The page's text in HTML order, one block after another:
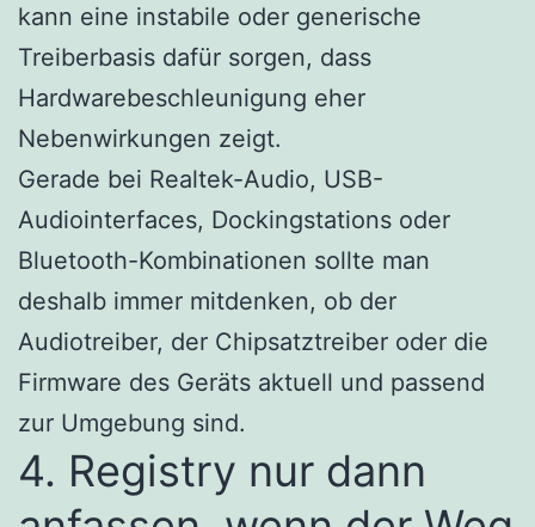
kann eine instabile oder generische
Treiberbasis dafür sorgen, dass
Hardwarebeschleunigung eher
Nebenwirkungen zeigt.
Gerade bei Realtek-Audio, USB-
Audiointerfaces, Dockingstations oder
Bluetooth-Kombinationen sollte man
deshalb immer mitdenken, ob der
Audiotreiber, der Chipsatztreiber oder die
Firmware des Geräts aktuell und passend
zur Umgebung sind.
4. Registry nur dann